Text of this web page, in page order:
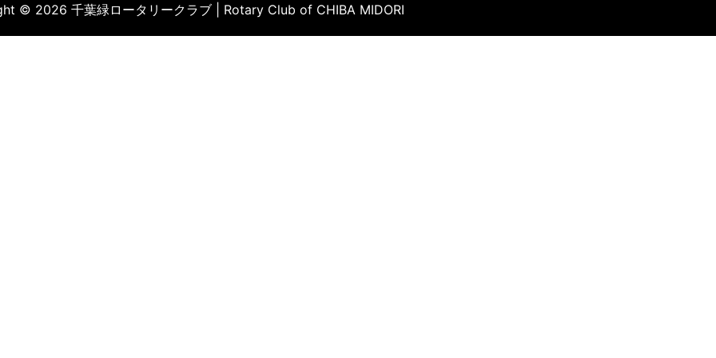
© 2026 千葉緑ロータリークラブ | Rotary Club of CHIBA MIDORI